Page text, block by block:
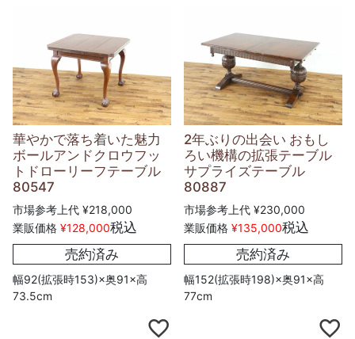
華やかで落ち着いた魅力
ボールアンドクロウフッ
トドローリーフテーブル
80547
市場参考上代 ¥218,000
業販価格 ¥128,000税込
売約済み
幅92(拡張時153)×奥91×高
73.5cm
2年ぶりの出会い おもし
ろい機構の拡張テーブル
サプライズテーブル
80887
市場参考上代 ¥230,000
業販価格 ¥135,000税込
売約済み
幅152(拡張時198)×奥91×高
77cm